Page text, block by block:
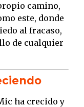
camino,
este, donde
al fracaso,
de cualquier
ha crecido y